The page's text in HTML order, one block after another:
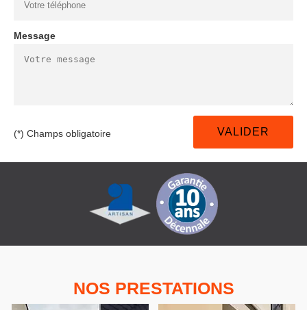
Message
(*) Champs obligatoire
NOS PRESTATIONS